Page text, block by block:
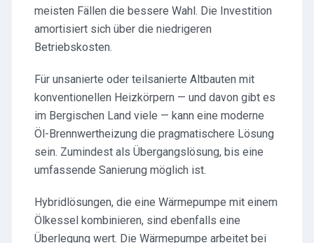
meisten Fällen die bessere Wahl. Die Investition
amortisiert sich über die niedrigeren
Betriebskosten.
Für unsanierte oder teilsanierte Altbauten mit
konventionellen Heizkörpern — und davon gibt es
im Bergischen Land viele — kann eine moderne
Öl-Brennwertheizung die pragmatischere Lösung
sein. Zumindest als Übergangslösung, bis eine
umfassende Sanierung möglich ist.
Hybridlösungen, die eine Wärmepumpe mit einem
Ölkessel kombinieren, sind ebenfalls eine
Überlegung wert. Die Wärmepumpe arbeitet bei